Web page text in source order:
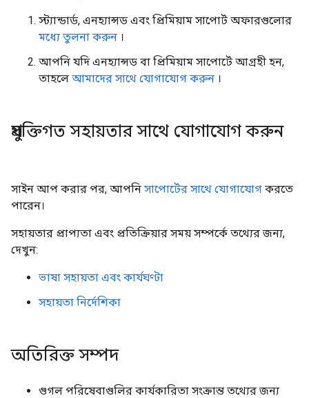
স্ট্যান্ডার্ড, এনহ্যান্সড এবং প্রিমিয়াম সাপোর্ট অফারগুলোর
মধ্যে তুলনা করুন ।
আপনি যদি এনহ্যান্সড বা প্রিমিয়াম সাপোর্টে আগ্রহী হন,
তাহলে আমাদের সাথে যোগাযোগ করুন ।
প্রযুক্তিগত সহায়তার সাথে যোগাযোগ করুন
সাইন আপ করার পর, আপনি সাপোর্টের সাথে যোগাযোগ করতে
পারেন।
সহায়তার প্রাপ্যতা এবং প্রতিক্রিয়ার সময় সম্পর্কে তথ্যের জন্য,
দেখুন:
ভাষা সহায়তা এবং কার্যঘণ্টা
সহায়তা নির্দেশিকা
অতিরিক্ত সম্পদ
গুগল পরিষেবাগুলির কার্যকারিতা সংক্রান্ত তথ্যের জন্য